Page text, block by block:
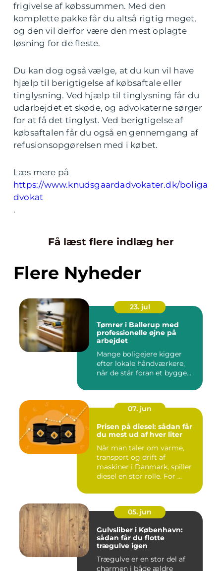
frigivelse af købssummen. Med den
komplette pakke får du altså rigtig meget,
og den vil derfor være den mest oplagte
løsning for de fleste.
Du kan dog også vælge, at du kun vil have
hjælp til berigtigelse af købsaftale eller
tinglysning. Ved hjælp til tinglysning får du
udarbejdet et skøde, og advokaterne sørger
for at få det tinglyst. Ved berigtigelse af
købsaftalen får du også en gennemgang af
refusionsopgørelsen med i købet.
Læs mere på
https://www.knudsgaardadvokater.dk/boliga
dvokat
.
Få læst flere indlæg her
Flere Nyheder
23. jul
Tømrer i Ballerup med
professionelle øjne på
arbejdet
Mange boligejere kigger
efter lokale håndværkere,
når de står foran et bygge...
07. jun
Prisen på diesel: sådan får
du mest ud af hver liter
Når man taler om varme,
transport og drift af
maskiner i Danmark, spiller
diesel en stor rolle. For ...
05. jun
Gulvsliber i København:
sådan får du flotte
trægulve igen
Trægulve er en stor del af
charmen i både ældre